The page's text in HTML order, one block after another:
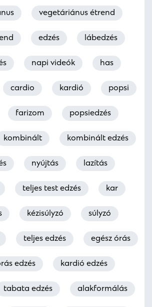
vegetáriánus étrend
edzés lábedzés
napi videók has
cardio kardió popsi
farizom popsiedzés
kombinált kombinált edzés
nyújtás lazítás
teljes test edzés kar
kézisúlyzó súlyzó
teljes edzés egész órás
edzés kardió edzés
tabata edzés alakformálás